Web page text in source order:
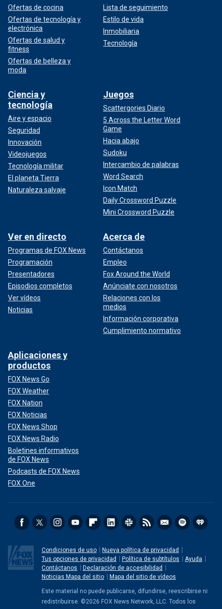
Ofertas de cocina
Ofertas de tecnología y
electrónica
Ofertas de salud y
fitness
Ofertas de belleza y
moda
Lista de seguimiento
Estilo de vida
Inmobiliaria
Tecnología
Ciencia y
tecnología
Aire y espacio
Seguridad
Innovación
Videojuegos
Tecnología militar
El planeta Tierra
Naturaleza salvaje
Juegos
Scattergories Diario
5 Across the Letter Word
Game
Hacia abajo
Sudoku
Intercambio de palabras
Word Search
Icon Match
Daily Crossword Puzzle
Mini Crossword Puzzle
Ver en directo
Programas de FOX News
Programación
Presentadores
Episodios completos
Ver vídeos
Noticias
Acerca de
Contáctanos
Empleo
Fox Around the World
Anúnciate con nosotros
Relaciones con los
medios
Información corporativa
Cumplimiento normativo
Aplicaciones y
productos
FOX News Go
FOX Weather
FOX Nation
FOX Noticias
FOX News Shop
FOX News Radio
Boletines informativos
de FOX News
Podcasts de FOX News
FOX One
Condiciones de uso
Nueva política de privacidad
Tus opciones de privacidad
Política de subtítulos
Ayuda
Contáctanos
Declaración de accesibilidad
Noticias Mapa del sitio
Mapa del sitio de vídeos
Este material no puede publicarse, difundirse, reescribirse ni
redistribuirse. ©2026 FOX News Network, LLC. Todos los